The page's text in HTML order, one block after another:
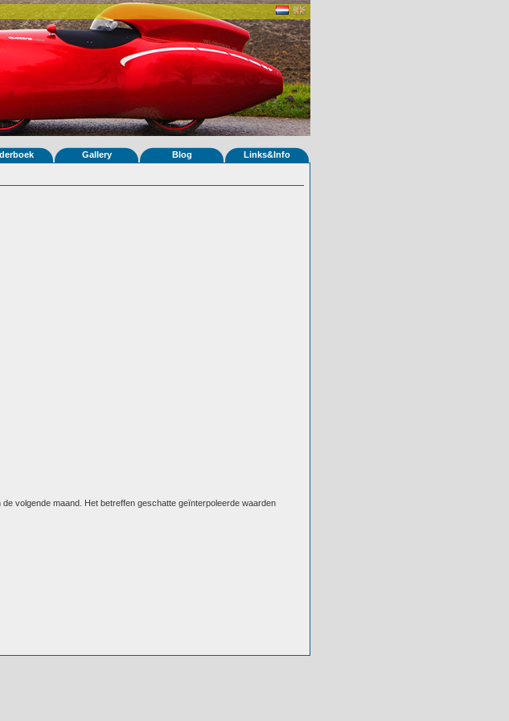
Gallery Blog Links&Info
volgende maand. Het betreffen geschatte geïnterpoleerde waarden